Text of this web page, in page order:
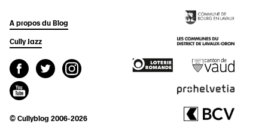
A propos du Blog
Cully Jazz
© Cullyblog 2006-2026